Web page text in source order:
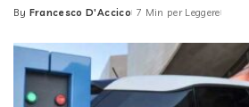
Posted
By Francesco D'Accico 7 Min per Leggere